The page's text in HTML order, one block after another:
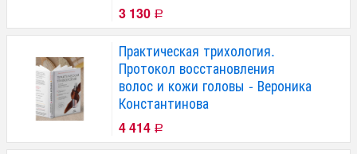
3 130 Р
Практическая трихология.
Протокол восстановления
волос и кожи головы - Вероника
Константинова
4 414 Р